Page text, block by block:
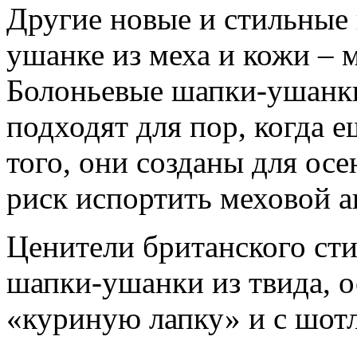
Другие новые и
ушанке из меха и кожи –
Болоньевые шапки-
подходят для пор, когда
того, они созданы для
риск испортить меховой
Ценители британского
шапки-ушанки из твида,
«куриную лапку» и с